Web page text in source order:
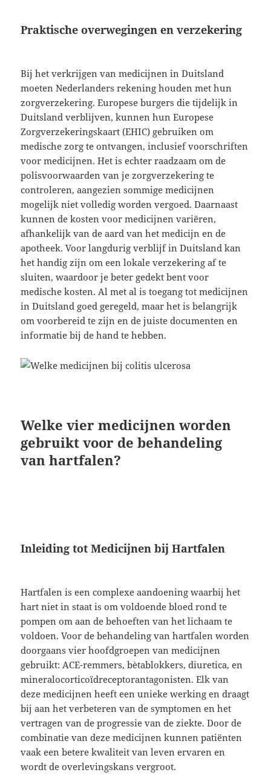
Praktische overwegingen en verzekering
Bij het verkrijgen van medicijnen in Duitsland
moeten Nederlanders rekening houden met hun
zorgverzekering. Europese burgers die tijdelijk in
Duitsland verblijven, kunnen hun Europese
Zorgverzekeringskaart (EHIC) gebruiken om
medische zorg te ontvangen, inclusief voorschriften
voor medicijnen. Het is echter raadzaam om de
polisvoorwaarden van je zorgverzekering te
controleren, aangezien sommige medicijnen
mogelijk niet volledig worden vergoed. Daarnaast
kunnen de kosten voor medicijnen variëren,
afhankelijk van de aard van het medicijn en de
apotheek. Voor langdurig verblijf in Duitsland kan
het handig zijn om een lokale verzekering af te
sluiten, waardoor je beter gedekt bent voor
medische kosten. Al met al is toegang tot medicijnen
in Duitsland goed geregeld, maar het is belangrijk
om voorbereid te zijn en de juiste documenten en
informatie bij de hand te hebben.
Welke vier medicijnen worden
gebruikt voor de behandeling
van hartfalen?
Inleiding tot Medicijnen bij Hartfalen
Hartfalen is een complexe aandoening waarbij het
hart niet in staat is om voldoende bloed rond te
pompen om aan de behoeften van het lichaam te
voldoen. Voor de behandeling van hartfalen worden
doorgaans vier hoofdgroepen van medicijnen
gebruikt: ACE-remmers, bètablokkers, diuretica, en
mineralocorticoïdreceptorantagonisten. Elk van
deze medicijnen heeft een unieke werking en draagt
bij aan het verbeteren van de symptomen en het
vertragen van de progressie van de ziekte. Door de
combinatie van deze medicijnen kunnen patiënten
vaak een betere kwaliteit van leven ervaren en
wordt de overlevingskans vergroot.